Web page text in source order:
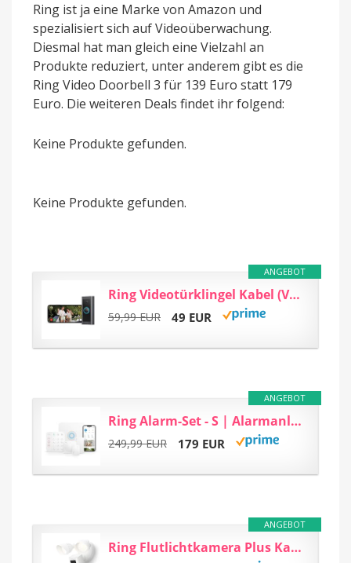
Ring ist ja eine Marke von Amazon und
spezialisiert sich auf Videoüberwachung.
Diesmal hat man gleich eine Vielzahl an
Produkte reduziert, unter anderem gibt es die
Ring Video Doorbell 3 für 139 Euro statt 179
Euro. Die weiteren Deals findet ihr folgend:
Keine Produkte gefunden.
Keine Produkte gefunden.
ANGEBOT
Ring Videotürklingel Kabel (Video Doorbell Wired) | Türklingel mit Kamera...
59,99 EUR 49 EUR
ANGEBOT
Ring Alarm-Set - S | Alarmanlage für Haus & Wohnung mit WLAN und Sensoren...
249,99 EUR 179 EUR
ANGEBOT
Ring Flutlichtkamera Plus Kabel (Floodlight Cam Wired Plus) | Überwachungskamera...